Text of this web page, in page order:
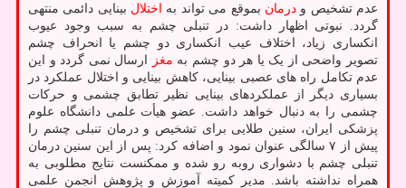
عدم تشخیص ودرمان بموقع می تواند به اختلال بینایی دائمی منتهی
گردد. نبوتی اظهار داشت: در تنبلی چشم به سبب وجود عیوب
انکساری زیاد، اختلاف عیب انکساری دو چشم یا انحراف چشم
تصویر واضحی از یک یا هر دو چشم به مغز
ارسال نمی گردد و این
عدم تکامل راه های عصبی بینایی، کاهش بینایی و اختلال عملکرد در
بسیاری دیگر از عملکردهای بینایی نظیر تطابق چشمی و حرکات
چشمی را به دنبال خواهد داشت. عضو هیأت علمی دانشگاه علوم
پزشکی ایران، سنین طلایی برای تشخیص و درمان تنبلی چشم را
پیش از ۷ سالگی عنوان نمود و اضافه کرد: پس از این سنین درمان
تنبلی چشم با دشواری روبه رو شده و ممکنست نتایج مطلوبی به
همراه نداشته باشد. مدیر کمیته آموزش و پژوهش انجمن علمی